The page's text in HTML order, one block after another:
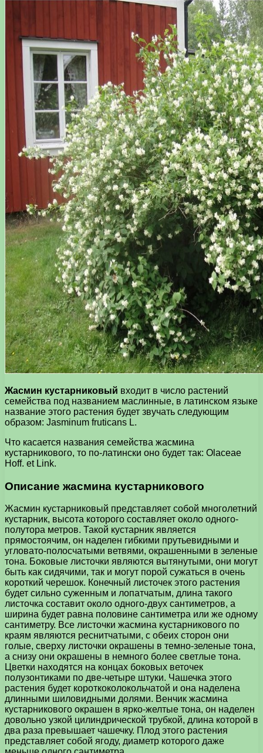
Жасмин кустарниковый входит в число растений
семейства под названием маслинные, в латинском языке
название этого растения будет звучать следующим
образом: Jasminum fruticans L.
Что касается названия семейства жасмина
кустарникового, то по-латински оно будет так: Olaceae
Hoff. et Link.
Описание жасмина кустарникового
Жасмин кустарниковый представляет собой многолетний
кустарник, высота которого составляет около одного-
полутора метров. Такой кустарник является
прямостоячим, он наделен гибкими прутьевидными и
угловато-полосчатыми ветвями, окрашенными в зеленые
тона. Боковые листочки являются вытянутыми, они могут
быть как сидячими, так и могут порой сужаться в очень
короткий черешок. Конечный листочек этого растения
будет сильно суженным и лопатчатым, длина такого
листочка составит около одного-двух сантиметров, а
ширина будет равна половине сантиметра или же одному
сантиметру. Все листочки жасмина кустарникового по
краям являются реснитчатыми, с обеих сторон они
голые, сверху листочки окрашены в темно-зеленые тона,
а снизу они окрашены в немного более светлые тона.
Цветки находятся на концах боковых веточек
полузонтиками по две-четыре штуки. Чашечка этого
растения будет короткоколокольчатой и она наделена
длинными шиловидными долями. Венчик жасмина
кустарникового окрашен в ярко-желтые тона, он наделен
довольно узкой цилиндрической трубкой, длина которой в
два раза превышает чашечку. Плод этого растения
представляет собой ягоду, диаметр которого даже